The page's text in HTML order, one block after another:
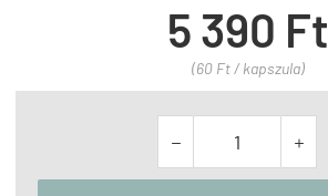
5 390 Ft
(60 Ft / kapszula)
 